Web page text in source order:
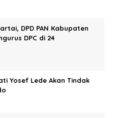
DPD PAN Kabupaten
DPC di 24
Yosef Lede Akan Tindak